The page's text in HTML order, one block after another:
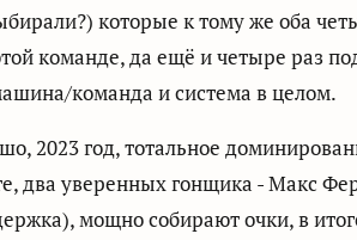
которые к тому же оба
команде, да ещё и четыре раз
команда и система в целом.
2023 год, тотальное
два уверенных гонщика - Макс
мощно собирают очки, в